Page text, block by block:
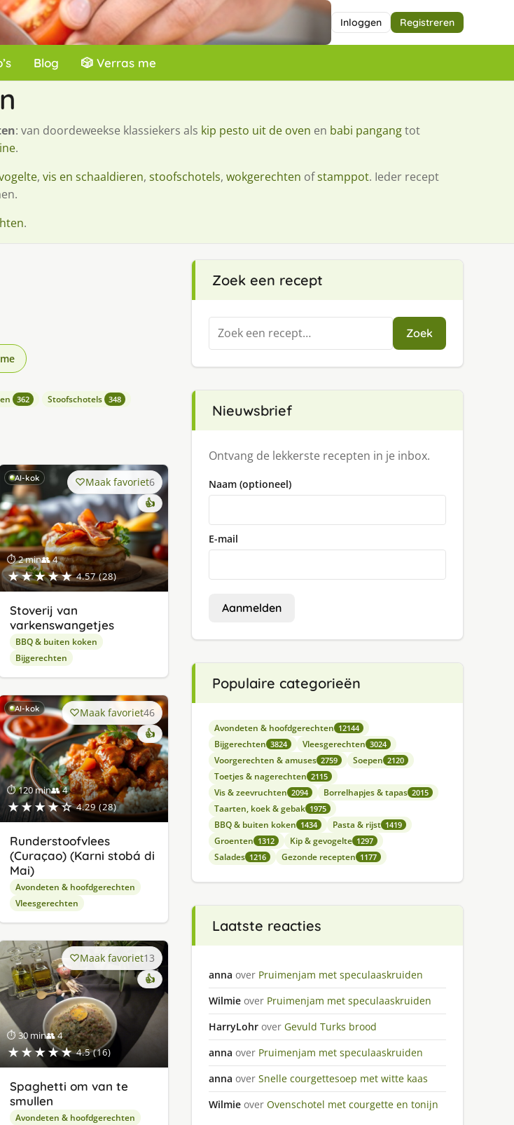
Inloggen Registreren
Blog 🎲 Verras me
: van doordeweekse klassiekers als kip pesto uit de oven en babi pangangtot
.
, vis en schaaldieren, stoofschotels, wokgerechten ofstamppot. Ieder recept
.
362 Stoofschotels 348
AI-kok
⏱ 2 min👥 4
★★★★★ 4.57 (28)
Maak favoriet6
👍
Stoverij van
varkenswangetjes
BBQ & buiten koken
Bijgerechten
AI-kok
⏱ 120 min👥 4
★★★★☆ 4.29 (28)
Maak favoriet46
👍
Runderstoofvlees
(Curaçao) (Karni stobá di
Mai)
Avondeten & hoofdgerechten
Vleesgerechten
⏱ 30 min👥 4
★★★★★ 4.5 (16)
Maak favoriet13
👍
Spaghetti om van te
smullen
Avondeten & hoofdgerechten
Zoek een recept
Zoeken
naar:
Zoek
Nieuwsbrief
Ontvang de lekkerste recepten in je inbox.
Naam (optioneel)
E-mail
Aanmelden
Populaire categorieën
Avondeten & hoofdgerechten 12144
Bijgerechten 3824 Vleesgerechten 3024
Voorgerechten & amuses 2759 Soepen 2120
Toetjes & nagerechten 2115
Vis & zeevruchten 2094 Borrelhapjes & tapas 2015
Taarten, koek & gebak 1975
BBQ & buiten koken 1434 Pasta & rijst 1419
Groenten 1312 Kip & gevogelte 1297
Salades 1216 Gezonde recepten 1177
Laatste reacties
anna over Pruimenjam met speculaaskruiden
Wilmie over Pruimenjam met speculaaskruiden
HarryLohr over Gevuld Turks brood
anna over Pruimenjam met speculaaskruiden
anna over Snelle courgettesoep met witte kaas
Wilmie over Ovenschotel met courgette en tonijn